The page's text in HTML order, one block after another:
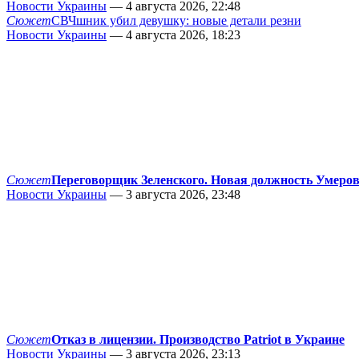
Новости Украины — 4 августа 2026, 22:48
СюжетСВЧшник убил девушку: новые детали резни
Новости Украины — 4 августа 2026, 18:23
СюжетПереговорщик Зеленского. Новая должность
Новости Украины — 3 августа 2026, 23:48
СюжетОтказ в лицензии. Производство Patriot в Украине
Новости Украины — 3 августа 2026, 23:13